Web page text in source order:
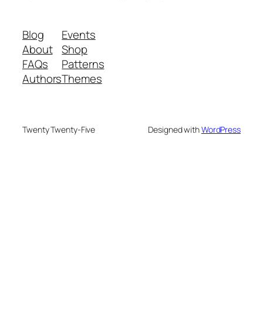
Blog
About
FAQs
Authors
Events
Shop
Patterns
Themes
Twenty Twenty-Five Designed withWordPress